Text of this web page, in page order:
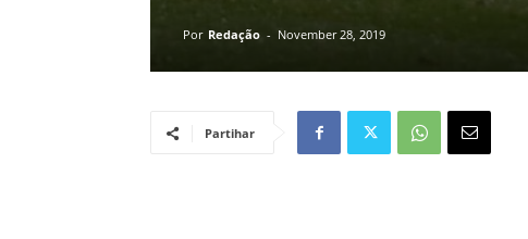
Por Redação - November 28, 2019
Partihar